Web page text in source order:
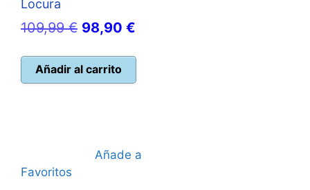
Locura
109,99€ El
original
era:
98,90 €
Añadir al carrito
Añade a
Favoritos